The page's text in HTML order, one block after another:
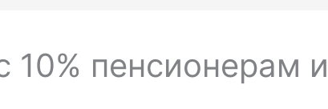
10% пенсионерам и